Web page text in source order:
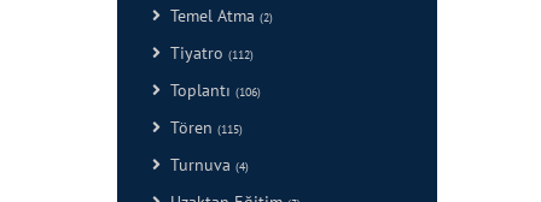
Temel Atma (2)
Tiyatro (112)
Toplantı (106)
Tören (115)
Turnuva (4)